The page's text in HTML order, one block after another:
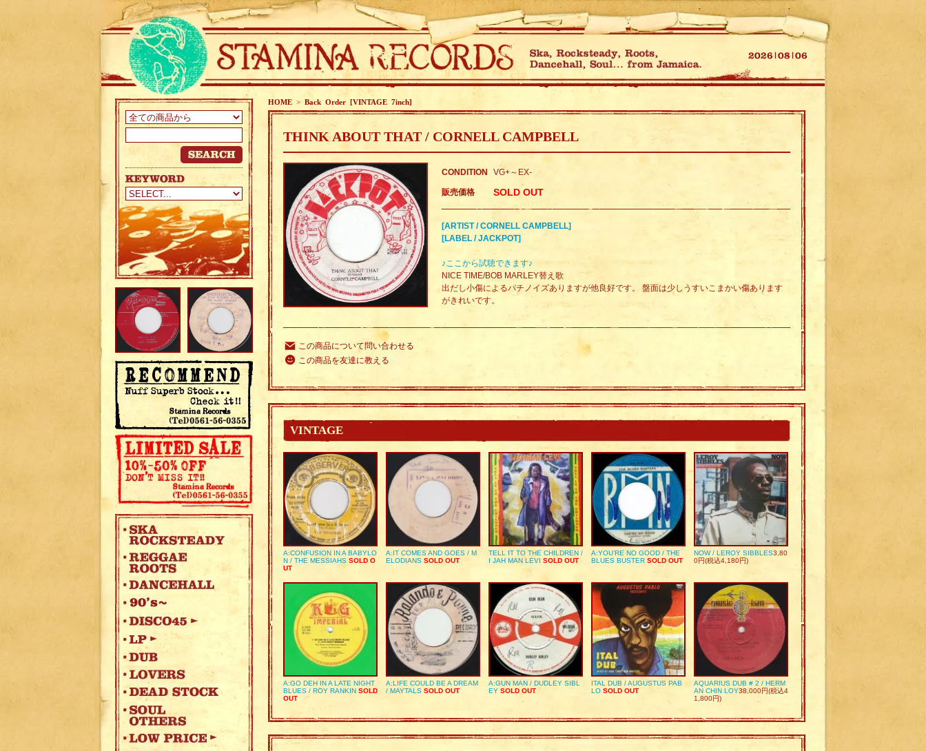
HOME > Back Order [VINTAGE 7inch]
THINK ABOUT THAT / CORNELL CAMPBELL
CONDITION VG+～EX-
販売価格 SOLD OUT
[ARTIST / CORNELL CAMPBELL]
[LABEL / JACKPOT]
♪ここから試聴できます♪
NICE TIME/BOB MARLEY替え歌
出だし小傷によるパチノイズありますが他良好です。 盤面は少しうすいこまかい傷あります
がきれいです。
この商品について問い合わせる
この商品を友達に教える
VINTAGE
A:CONFUSION IN A BABYLO
N / THE MESSIAHS SOLD O
UT
A:IT COMES AND GOES / M
ELODIANS SOLD OUT
TELL IT TO THE CHILDREN /
I JAH MAN LEVI SOLD OUT
A:YOU’RE NO GOOD / THE
BLUES BUSTER SOLD OUT
NOW / LEROY SIBBLES3,80
0円(税込4,180円)
A:GO DEH IN A LATE NIGHT
BLUES / ROY RANKIN SOLD
OUT
A:LIFE COULD BE A DREAM
/ MAYTALS SOLD OUT
A:GUN MAN / DUDLEY SIBL
EY SOLD OUT
ITAL DUB / AUGUSTUS PAB
LO SOLD OUT
AQUARIUS DUB # 2 / HERM
AN CHIN LOY38,000円(税込4
1,800円)